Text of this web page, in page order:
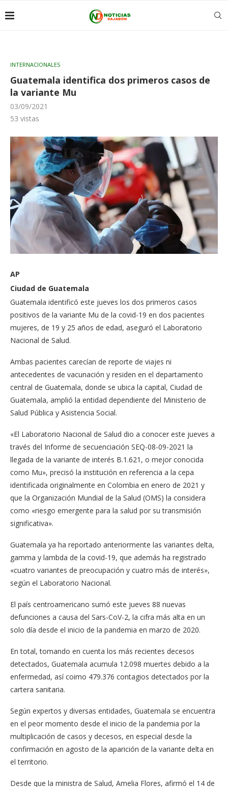
INTERNACIONALES
Guatemala identifica dos primeros casos de
la variante Mu
03/09/2021
53 vistas
AP
Ciudad de Guatemala
Guatemala identificó este jueves los dos primeros casos
positivos de la variante Mu de la covid-19 en dos pacientes
mujeres, de 19 y 25 años de edad, aseguró el Laboratorio
Nacional de Salud.
Ambas pacientes carecían de reporte de viajes ni
antecedentes de vacunación y residen en el departamento
central de Guatemala, donde se ubica la capital, Ciudad de
Guatemala, amplió la entidad dependiente del Ministerio de
Salud Pública y Asistencia Social.
«El Laboratorio Nacional de Salud dio a conocer este jueves a
través del Informe de secuenciación SEQ-08-09-2021 la
llegada de la variante de interés B.1.621, o mejor conocida
como Mu», precisó la institución en referencia a la cepa
identificada originalmente en Colombia en enero de 2021 y
que la Organización Mundial de la Salud (OMS) la considera
como «riesgo emergente para la salud por su transmisión
significativa».
Guatemala ya ha reportado anteriormente las variantes delta,
gamma y lambda de la covid-19, que además ha registrado
«cuatro variantes de preocupación y cuatro más de interés»,
según el Laboratorio Nacional.
El país centroamericano sumó este jueves 88 nuevas
defunciones a causa del Sars-CoV-2, la cifra más alta en un
solo día desde el inicio de la pandemia en marzo de 2020.
En total, tomando en cuenta los más recientes decesos
detectados, Guatemala acumula 12.098 muertes debido a la
enfermedad, así coimo 479.376 contagios detectados por la
cartera sanitaria.
Según expertos y diversas entidades, Guatemala se encuentra
en el peor momento desde el inicio de la pandemia por la
multiplicación de casos y decesos, en especial desde la
confirmación en agosto de la aparición de la variante delta en
el territorio.
Desde que la ministra de Salud, Amelia Flores, afirmó el 14 de